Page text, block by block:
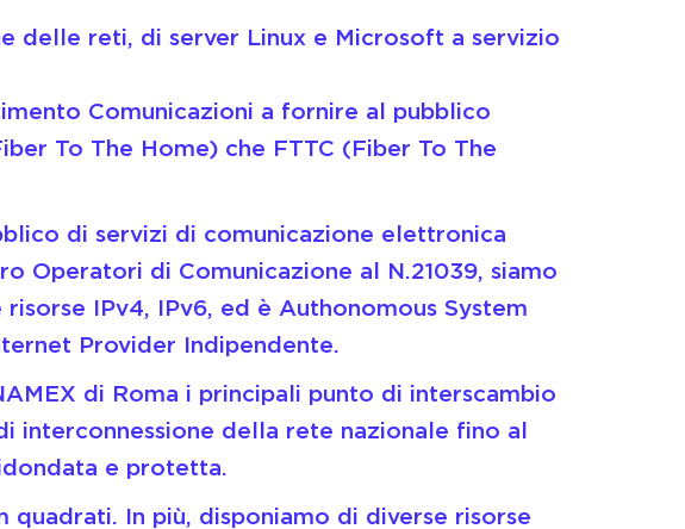
delle reti, di server Linux e Microsoft a servizio
Comunicazioni a fornire al pubblico
To The Home) che FTTC (Fiber To The
di servizi di comunicazione elettronica
Operatori di Comunicazione al N.21039, siamo
IPv4, IPv6, ed è Authonomous System
Provider Indipendente.
di Roma i principali punto di interscambio
interconnessione della rete nazionale fino al
e protetta.
In più, disponiamo di diverse risorse